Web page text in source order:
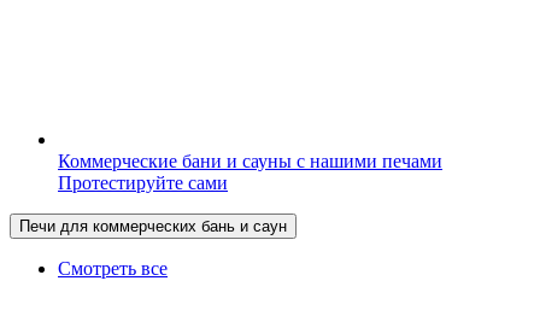
Коммерческие бани и сауны с нашими печами
Протестируйте сами
Печи для коммерческих бань и саун
Смотреть все